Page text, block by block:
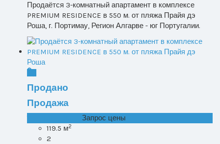
Продаётся 3-комнатный апартамент в комплексе
PREMIUM RESIDENCE в 550 м. от пляжа Прайя дэ
Роша, г. Портимау, Регион Алгарве - юг Португалии.
Продано
Продажа
Запрос цены
119.5 м2
2